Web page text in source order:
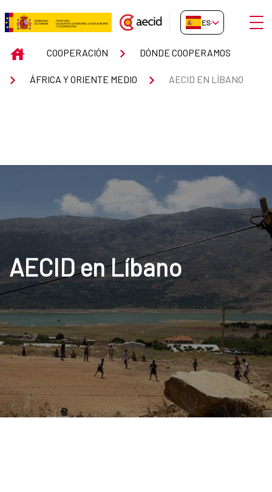
Saltar al contenido principal
AECID en Líbano
ES-ES Abrir
INICIOCOOPERACIÓN DÓNDE COOPERAMOS
ÁFRICA Y ORIENTE MEDIO AECID EN LÍBANO
AECID en Líbano